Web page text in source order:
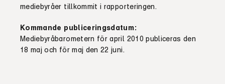
mediebyråer tillkommit i rapporteringen.
Kommande publiceringsdatum:
Mediebyråbarometern för april 2010 publiceras den
18 maj och för maj den 22 juni.